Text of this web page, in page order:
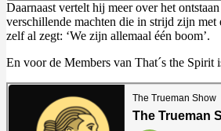
Daarnaast vertelt hij meer over het
verschillende machten die in strijd zijn
zelf al zegt: ‘We zijn allemaal één boom’.
En voor de Members van That´s the